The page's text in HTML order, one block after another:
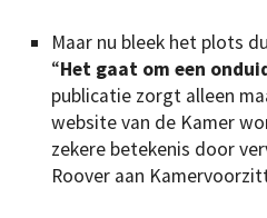
Maar nu bleek het plots
“Het gaat om een
publicatie zorgt alleen
website van de Kamer
zekere betekenis door
Roover aan